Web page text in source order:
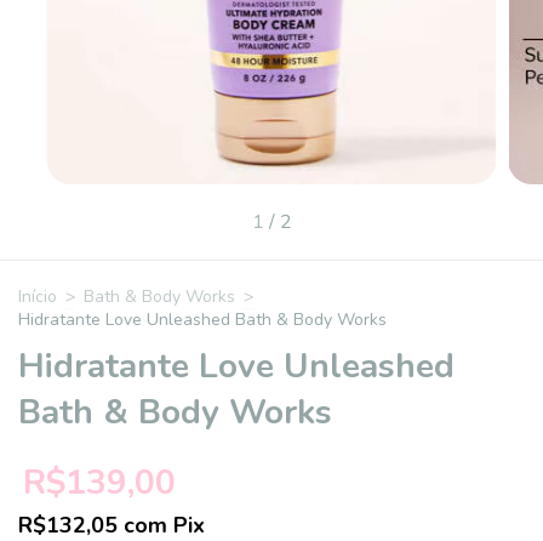
1 / 2
Início > Bath & Body Works >
Hidratante Love Unleashed Bath & Body Works
Hidratante Love Unleashed
Bath & Body Works
R$139,00
R$132,05 com Pix